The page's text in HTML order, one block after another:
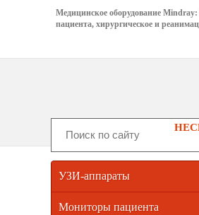
Медицинское оборудование
пациента, хирургическое и
УЗИ-аппараты
Мониторы пациента